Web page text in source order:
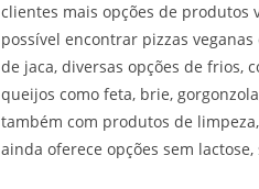
clientes mais opções de produtos
possível encontrar pizzas
de jaca, diversas opções de frios,
queijos como feta, brie,
também com produtos de
ainda oferece opções sem